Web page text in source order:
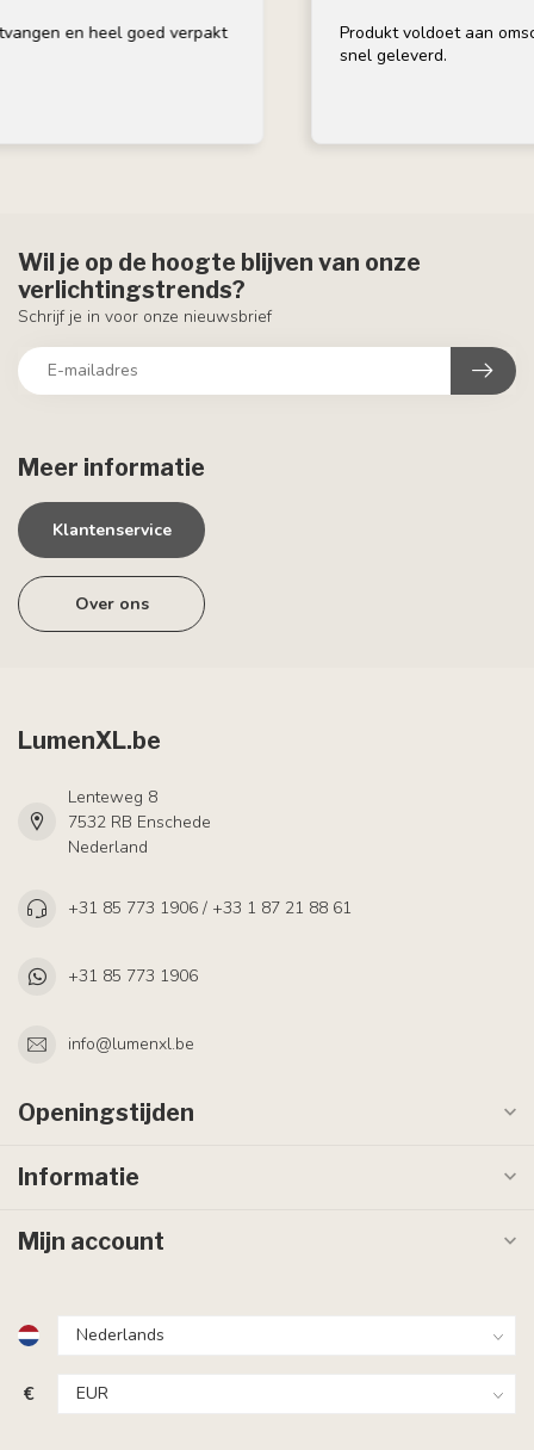
en heel goed verpakt
Produkt voldoet aan
snel geleverd.
Meer informatie
Klantenservice
Over ons
Wil je op de hoogte blijven van onze
verlichtingstrends?
Schrijf je in voor onze nieuwsbrief
LumenXL.be
Lenteweg 8
7532 RB Enschede
Nederland
+31 85 773 1906 / +33 1 87 21 88 61
+31 85 773 1906
info@lumenxl.be
Openingstijden
Informatie
Mijn account
€